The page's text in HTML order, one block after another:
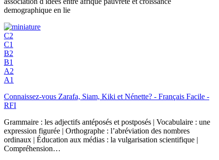
demographique en lie
C2
C1
B2
B1
A2
A1
Connaissez-vous Zarafa, Siam, Kiki et Nénette? - Français Facile -
RFI
Grammaire : les adjectifs antéposés et postposés | Vocabulaire : une
expression figurée | Orthographe : l’abréviation des nombres
ordinaux | Éducation aux médias : la vulgarisation scientifique |
Compréhension…